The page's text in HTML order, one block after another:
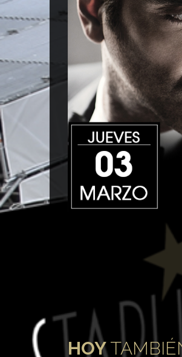
HOY
Restaurante